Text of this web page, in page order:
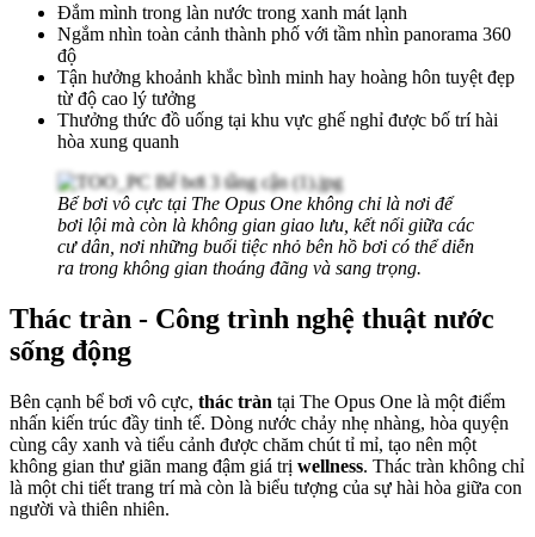
Đắm mình trong làn nước trong xanh mát lạnh
Ngắm nhìn toàn cảnh thành phố với tầm nhìn panorama 360
độ
Tận hưởng khoảnh khắc bình minh hay hoàng hôn tuyệt đẹp
từ độ cao lý tưởng
Thưởng thức đồ uống tại khu vực ghế nghỉ được bố trí hài
hòa xung quanh
Bể bơi vô cực tại The Opus One không chỉ là nơi để
bơi lội mà còn là không gian giao lưu, kết nối giữa các
cư dân, nơi những buổi tiệc nhỏ bên hồ bơi có thể diễn
ra trong không gian thoáng đãng và sang trọng.
Thác tràn - Công trình nghệ thuật nước
sống động
Bên cạnh bể bơi vô cực, thác tràn tại The Opus One là một điểm
nhấn kiến trúc đầy tinh tế. Dòng nước chảy nhẹ nhàng, hòa quyện
cùng cây xanh và tiểu cảnh được chăm chút tỉ mỉ, tạo nên một
không gian thư giãn mang đậm giá trị wellness. Thác tràn không chỉ
là một chi tiết trang trí mà còn là biểu tượng của sự hài hòa giữa con
người và thiên nhiên.